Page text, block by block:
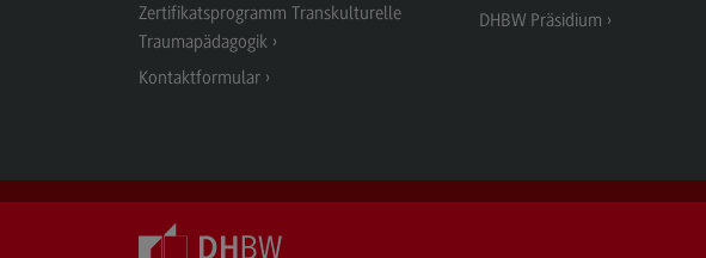
Zertifikatsprogramm Transkulturelle
Traumapädagogik
Kontaktformular
DHBW Präsidium